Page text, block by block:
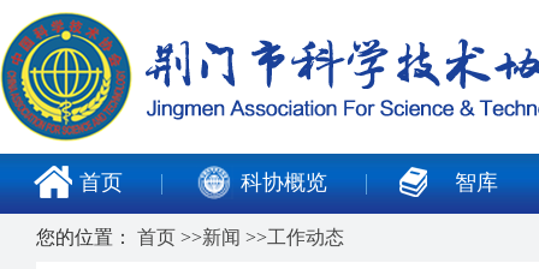
首页 科协概览 智库
您的位置： 首页 >>新闻 >>工作动态